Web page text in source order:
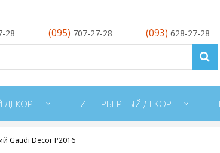
28 (095) 707-27-28 (093) 628-27-28
ДЕКОР ИНТЕРЬЕРНЫЙ ДЕКОР
Gaudi Decor P2016